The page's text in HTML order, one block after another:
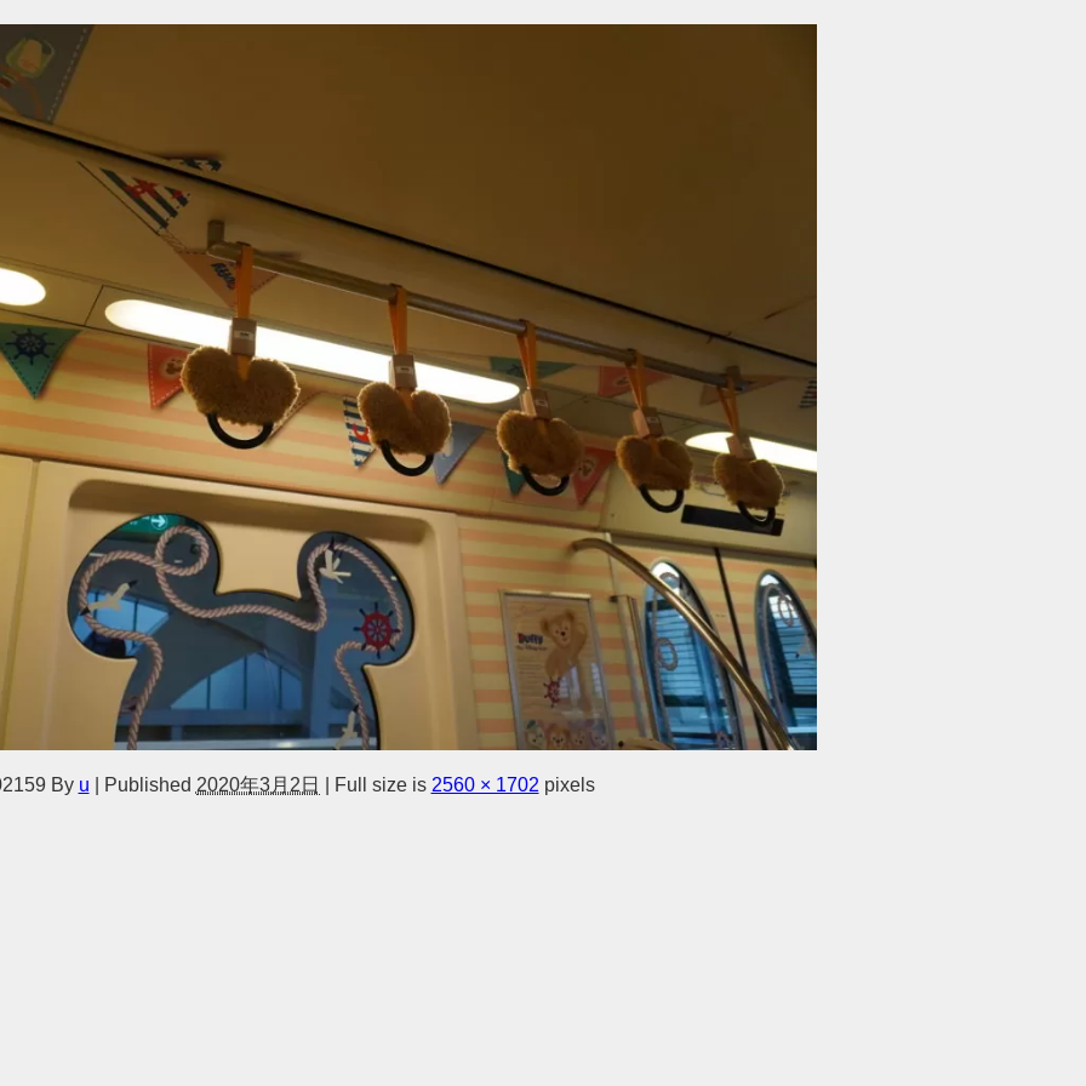
By u | Published 2020年3月2日 | Full size is 2560 × 1702 pixels